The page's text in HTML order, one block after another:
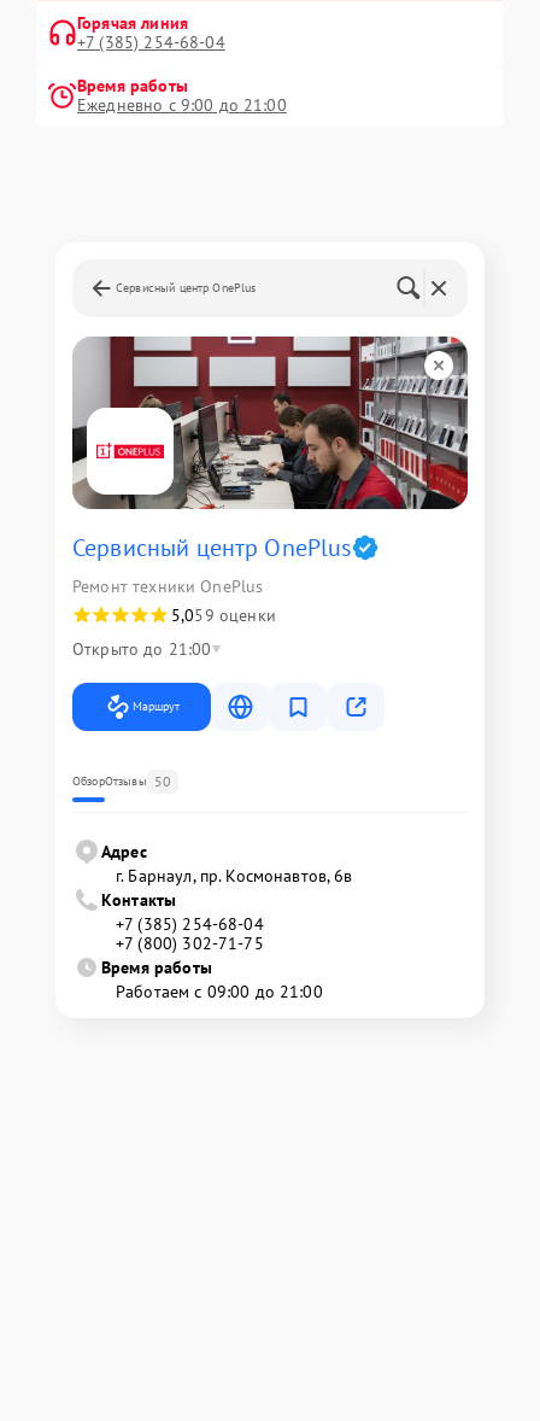
Горячая линия
+7 (385) 254-68-04
Время работы
Ежедневно с 9:00 до 21:00
Сервисный центр OnePlus
Сервисный центр OnePlus
Ремонт техники OnePlus
5,059 оценки
Открыто до 21:00
Маршрут
ОбзорОтзывы 50
Адрес
г. Барнаул, ​пр. Космонавтов, 6в
Контакты
+7 (385) 254-68-04
+7 (800) 302-71-75
Время работы
Работаем с 09:00 до 21:00